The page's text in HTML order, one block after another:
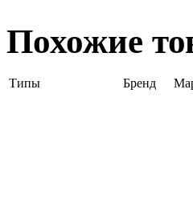
Похожие
Типы Бренд